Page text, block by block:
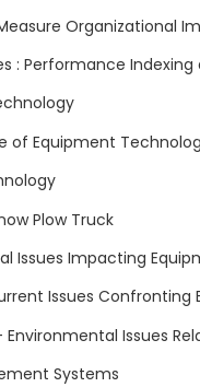
Organizational
: Performance
of Equipment
Plow Truck
Issues Impacting
Issues
Issues
Systems